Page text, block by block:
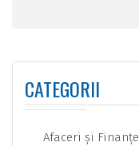
CATEGORII
Afaceri şi Finanţe